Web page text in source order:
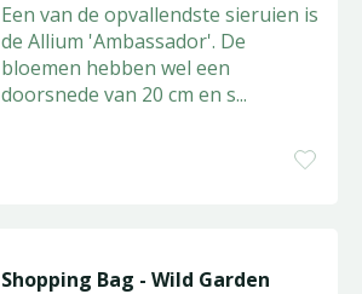
Een van de opvallendste sieruien is
de Allium 'Ambassador'. De
bloemen hebben wel een
doorsnede van 20 cm en s...
Shopping Bag - Wild Garden